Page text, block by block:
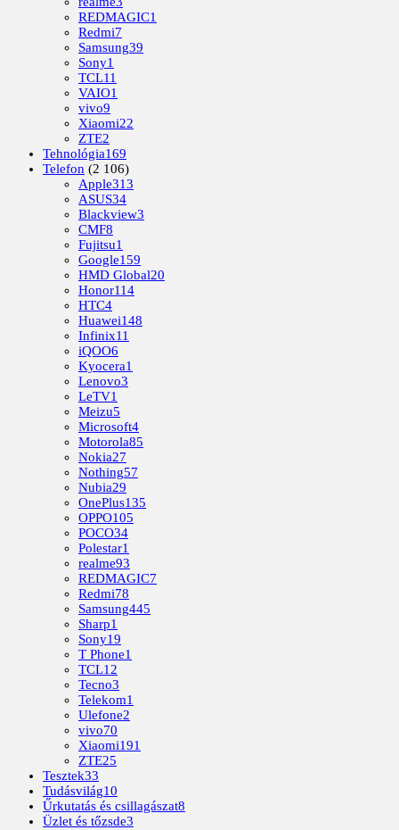
REDMAGIC1
Redmi7
Samsung39
Sony1
TCL11
VAIO1
vivo9
Xiaomi22
ZTE2
Tehnológia169
Telefon (2 106)
Apple313
ASUS34
Blackview3
CMF8
Fujitsu1
Google159
HMD Global20
Honor114
HTC4
Huawei148
Infinix11
iQOO6
Kyocera1
Lenovo3
LeTV1
Meizu5
Microsoft4
Motorola85
Nokia27
Nothing57
Nubia29
OnePlus135
OPPO105
POCO34
Polestar1
realme93
REDMAGIC7
Redmi78
Samsung445
Sharp1
Sony19
T Phone1
TCL12
Tecno3
Telekom1
Ulefone2
vivo70
Xiaomi191
ZTE25
Tesztek33
Tudásvilág10
Űrkutatás és csillagászat8
Üzlet és tőzsde3